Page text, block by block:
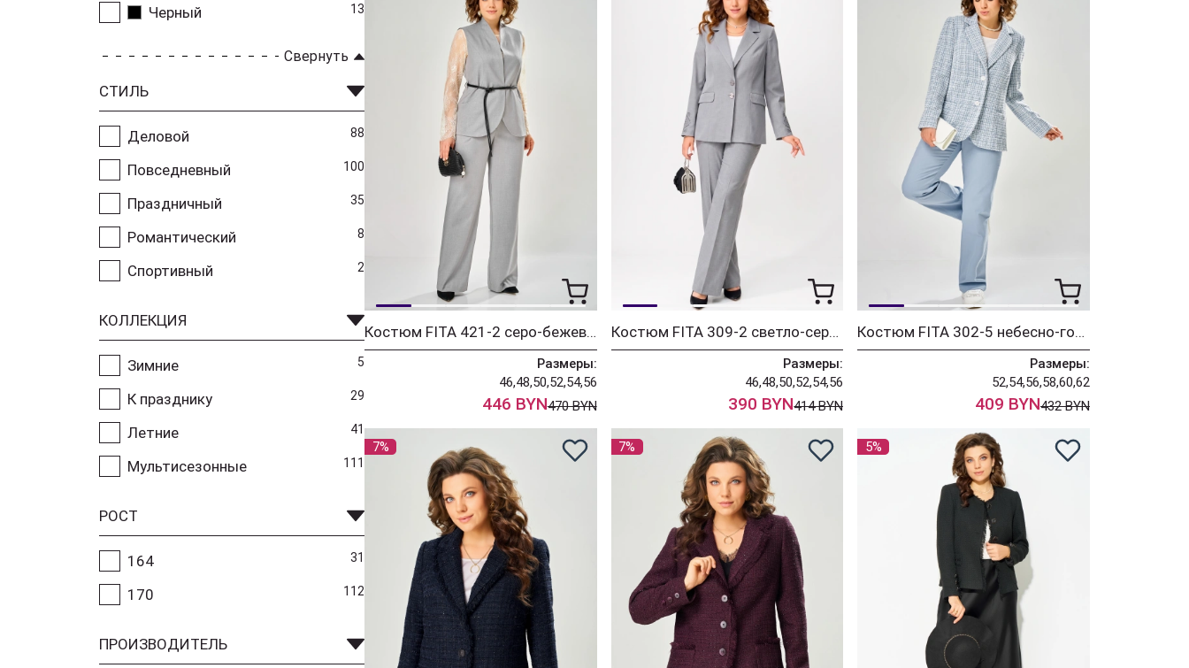
Черный 13
Свернуть
СТИЛЬ
Деловой 88
Повседневный 100
Праздничный 35
Романтический 8
Спортивный 2
КОЛЛЕКЦИЯ
Зимние 5
К празднику 29
Летние 41
Мультисезонные 111
РОСТ
164 31
170 112
ПРОИЗВОДИТЕЛЬ
Костюм FITA 421-2 серо-бежевый
Размеры:
46,48,50,52,54,56
446 BYN470 BYN
Костюм FITA 309-2 светло-серый
Размеры:
46,48,50,52,54,56
390 BYN414 BYN
Костюм FITA 302-5 небесно-голубой
Размеры:
52,54,56,58,60,62
409 BYN432 BYN
7% 7% 5%